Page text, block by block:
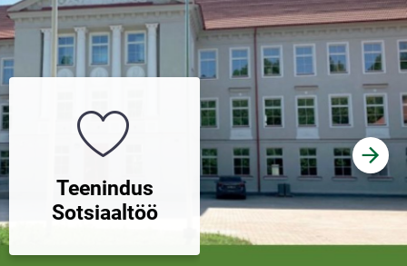
Teenindus
Sotsiaaltöö
Üldharidus
Põhikool